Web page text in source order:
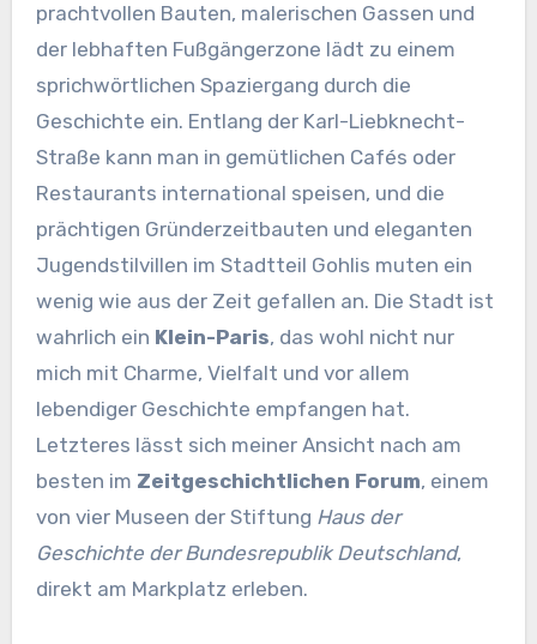
prachtvollen Bauten, malerischen Gassen und
der lebhaften Fußgängerzone lädt zu einem
sprichwörtlichen Spaziergang durch die
Geschichte ein. Entlang der Karl-Liebknecht-
Straße kann man in gemütlichen Cafés oder
Restaurants international speisen, und die
prächtigen Gründerzeitbauten und eleganten
Jugendstilvillen im Stadtteil Gohlis muten ein
wenig wie aus der Zeit gefallen an. Die Stadt ist
wahrlich ein Klein-Paris, das wohl nicht nur
mich mit Charme, Vielfalt und vor allem
lebendiger Geschichte empfangen hat.
Letzteres lässt sich meiner Ansicht nach am
besten im Zeitgeschichtlichen Forum, einem
von vier Museen der Stiftung Haus der
Geschichte der Bundesrepublik Deutschland,
direkt am Markplatz erleben.